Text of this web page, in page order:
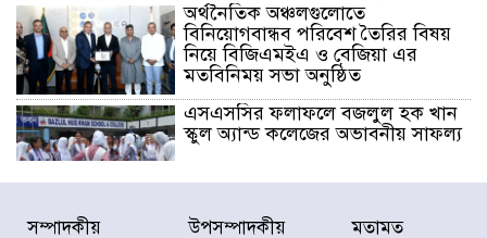
অর্থনৈতিক অঞ্চলগুলোতে
বিনিয়োগবান্ধব পরিবেশ তৈরির বিষয়
নিয়ে বিজিএমইএ ও বেজিয়া এর
মতবিনিময় সভা অনুষ্ঠিত
এসএসসির ফলাফলে বজলুল হক খান
স্কুল অ্যান্ড কলেজের অভাবনীয় সাফল্য
দাখিলে শতভাগ সাফল্য, দেশসেরা
সম্পাদকীয় উপসম্পাদকীয় মতামত